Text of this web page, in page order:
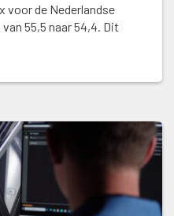
voor de Nederlandse
55,5 naar 54,4. Dit